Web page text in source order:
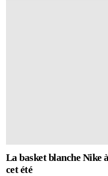
La basket blanche Nike
cet été